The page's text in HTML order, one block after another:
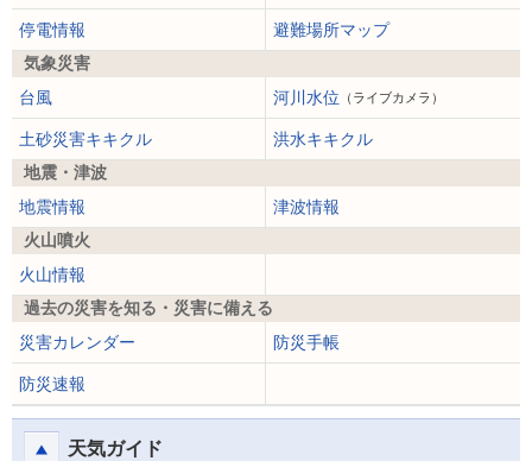
停電情報
避難場所マップ
気象災害
台風
河川水位 （ライブカメラ）
土砂災害キキクル
洪水キキクル
地震・津波
地震情報
津波情報
火山噴火
火山情報
過去の災害を知る・災害に備える
災害カレンダー
防災手帳
防災速報
天気ガイド